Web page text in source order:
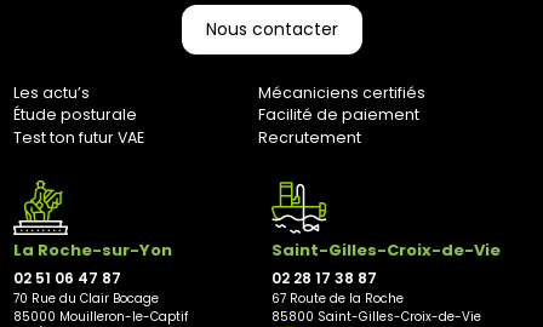
Bernaudeau Cycles
70 rue du Clair Bocage
Nous contacter
Les actu’s
Mécaniciens certifiés
Étude posturale
Facilité de paiement
Test ton futur VAE
Recrutement
La Roche-sur-Yon
02 51 06 47 87
70 Rue du Clair Bocage
85000 Mouilleron-le-Captif
Saint-Gilles-Croix-de-Vie
02 28 17 38 87
67 Route de la Roche
85800 Saint-Gilles-Croix-de-Vie